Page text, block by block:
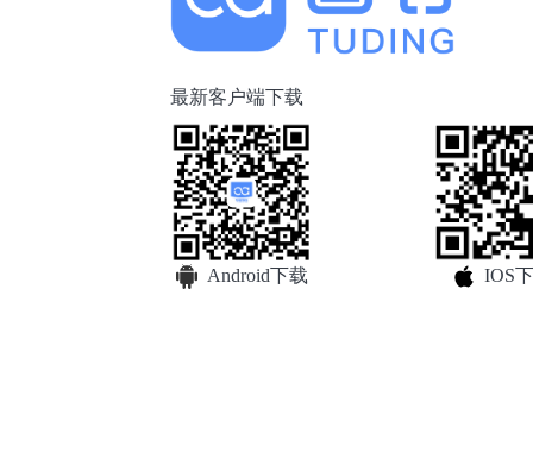
最新客户端下载
Android下载 IOS